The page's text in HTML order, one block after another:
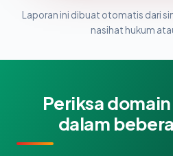
Laporan ini dibuat otomatis dari
nasihat hukum
Periksa
dalam